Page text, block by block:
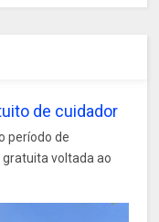
de cuidador
período de
voltada ao